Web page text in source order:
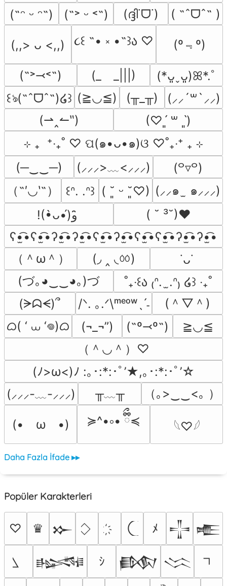
(˶ᵔ ᵕ ᵔ˶)
(˶˃ ᵕ ˂˶) (ദ്ദി˙ᗜ˙) ( ˶ˆᗜˆ˵ )
(,,> ᴗ <,,) ૮꒰ ˶• ༝ •˶꒱ა ♡ (º﹃º)
(˶˃⤙˂˶) (_　_|||)
(*ᴗ͈ˬᴗ͈)ꕤ*.ﾟ
꒰ঌ(˶ˆᗜˆ˵)໒꒱ (≧◡≦) (╥_╥)
(⸝⸝´꒳`⸝⸝)
(⇀‸↼‶)
(♡ˊ͈ ꒳ ˋ͈)
⊹ ₊  ⁺‧₊˚ ♡ ପ(๑•ᴗ•๑)ଓ ♡˚₊‧⁺ ₊ ⊹
(─‿‿─)
(⸝⸝⸝>﹏<⸝⸝⸝)
(꒪▿꒪)
（˶′◡‵˶）
꒰ᐢ. .ᐢ꒱ ( ˘͈ ᵕ ˘͈♡) (⸝⸝๑  ̫ ๑⸝⸝⸝)
( ˘ ³˘)♥
ʕ•̫͡•ʕ•̫͡•ʔ•̫͡•ʔ•̫͡•ʕ•̫͡•ʔ•̫͡•ʕ•̫͡•ʕ•̫͡•ʔ•̫͡•ʔ•̫͡•
（＾ω＾）
(◞ ‸ ◟ㆀ)
˙ᴗ˙
(づ｡◕‿‿◕｡)づ
˚₊‧꒰ა ₍ᐢ.  ̫.ᐢ₎ ໒꒱ ‧₊˚
(ᗒᗣᗕ)՞
/ᐠ. ｡.ᐟ\ᵐᵉᵒʷˎˊ˗
(＾▽＾)
ᜊ( ‘ ⩊ ‘𖦹)ᜊ
(¬_¬”) (˶º⤙º˶)
≧◡≦
（＾◡＾）♡
(ﾉ>ω<)ﾉ :｡･:*:･ﾟ’★,｡･:*:･ﾟ’☆
(⸝⸝⸝-﹏-⸝⸝⸝)
╥﹏╥ （｡>‿‿<｡ ）
(•　ω　•) ≽^•༚• ྀིྀ≼ 𓆩♡𓆪
Daha Fazla İfade ▸▸
Popüler Karakterleri
♡ ♛ 𒁍 ﾒ 𒋲 𒍫
𒈙 ｼ 𒁃 𒈱